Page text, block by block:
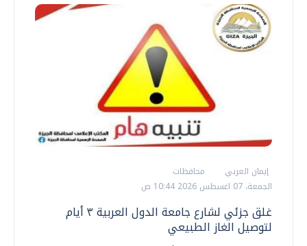
إيمان العربي
محافظات
الجمعة، 07 اغسطس 2026 10:44 ص
غلق جزئي لشارع جامعة الدول العربية ٣ أيام
لتوصيل الغاز الطبيعي